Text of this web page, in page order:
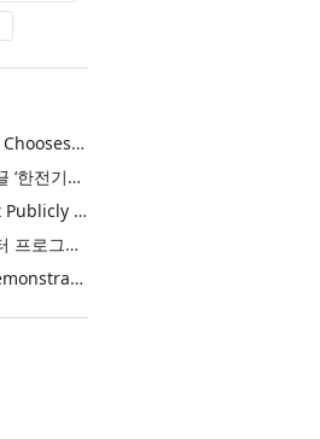
Khimji Ramdas Group Chooses Rimini Street to Reduce SAP Support Costs, Protect 700+ Customizations and Reinvest Savings in Innovation
한전, 에너지 신산업 이끌 ‘한전기술지주’ 공식 출범
Purina Named as First Publicly Announced NIQ ConnectAI Charter Client
닐슨IQ, Connect AI 차터 프로그램 최초 고객사 ‘퓨리나’ 선정
Power Integrations Demonstrates World’s First 2200 V GaN Technology for Next-Era High-Voltage Power Systems